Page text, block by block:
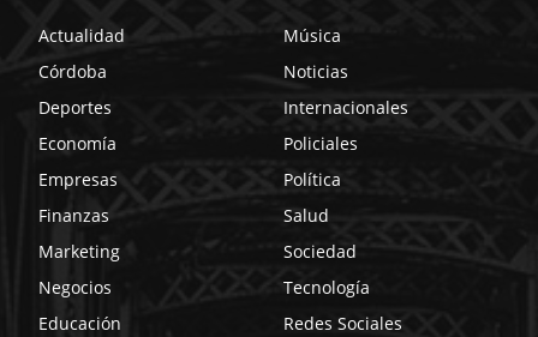
Actualidad
Córdoba
Deportes
Economía
Empresas
Finanzas
Marketing
Negocios
Educación
Música
Noticias
Internacionales
Policiales
Política
Salud
Sociedad
Tecnología
Redes Sociales